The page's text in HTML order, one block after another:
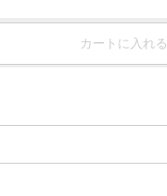
カートに入れる